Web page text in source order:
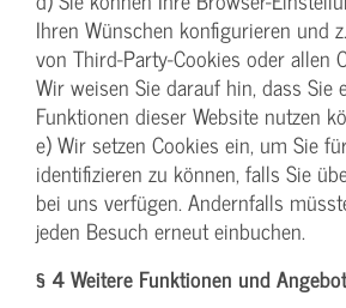
Ihren Wünschen konfigurieren und
von Third-Party-Cookies oder allen
Wir weisen Sie darauf hin, dass Sie
Funktionen dieser Website nutzen
e) Wir setzen Cookies ein, um Sie
identifizieren zu können, falls Sie
bei uns verfügen. Andernfalls
jeden Besuch erneut einbuchen.
§ 4 Weitere Funktionen und